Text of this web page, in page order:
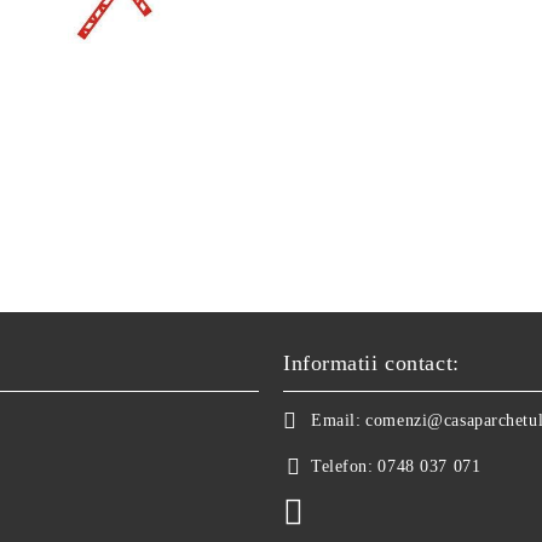
Informatii contact:
Email:
Telefon: 0748 037 071